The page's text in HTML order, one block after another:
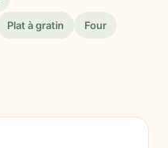
Plat à gratin Four